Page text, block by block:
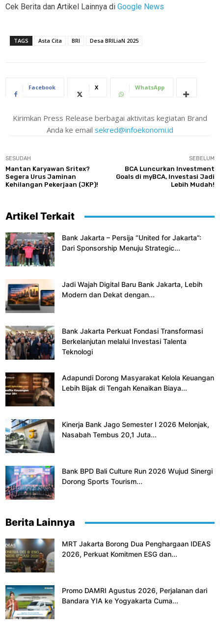
Cek Berita dan Artikel Lainnya di Google News
TAGS Asta Cita BRI Desa BRILiaN 2025
Facebook X WhatsApp
Kirimkan Press Release berbagai aktivitas kegiatan Brand
Anda ke email sekred@infoekonomi.id
SESUDAH
Mantan Karyawan Sritex?
Segera Urus Jaminan
Kehilangan Pekerjaan (JKP)!
SEBELUM
BCA Luncurkan Investment
Goals di myBCA, Investasi Jadi
Lebih Mudah!
Artikel Terkait
Bank Jakarta – Persija “United for Jakarta”:
Dari Sponsorship Menuju Strategic...
Jadi Wajah Digital Baru Bank Jakarta, Lebih
Modern dan Dekat dengan...
Bank Jakarta Perkuat Fondasi Transformasi
Berkelanjutan melalui Investasi Talenta
Teknologi
Adapundi Dorong Masyarakat Kelola Keuangan
Lebih Bijak di Tengah Kenaikan Biaya...
Kinerja Bank Jago Semester I 2026 Melonjak,
Nasabah Tembus 20,1 Juta...
Bank BPD Bali Culture Run 2026 Wujud Sinergi
Dorong Sports Tourism...
Berita Lainnya
MRT Jakarta Borong Dua Penghargaan IDEAS
2026, Perkuat Komitmen ESG dan...
Promo DAMRI Agustus 2026, Perjalanan dari
Bandara YIA ke Yogyakarta Cuma...